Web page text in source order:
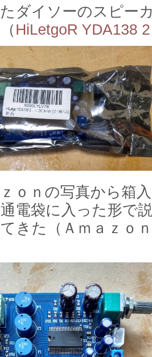
ダイソーのスピー
HiLetgoR YDA138
ｏｎの写真から箱
電袋に入った形で
きた（Ａｍａｚｏ